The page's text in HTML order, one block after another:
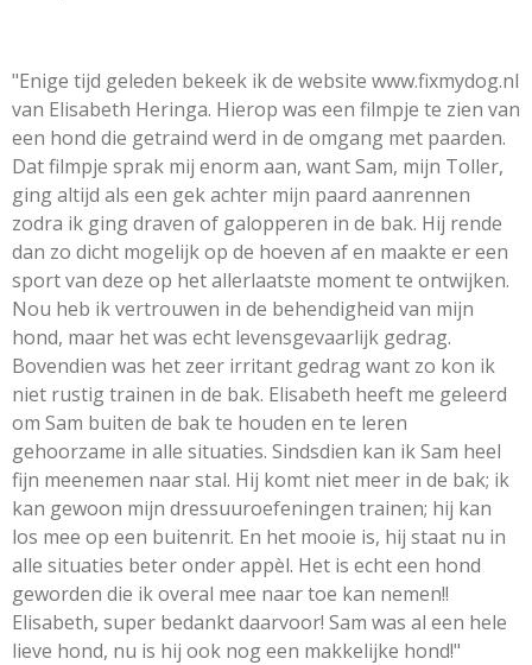
"Enige tijd geleden bekeek ik de website www.fixmydog.nl
van Elisabeth Heringa. Hierop was een filmpje te zien van
een hond die getraind werd in de omgang met paarden.
Dat filmpje sprak mij enorm aan, want Sam, mijn Toller,
ging altijd als een gek achter mijn paard aanrennen
zodra ik ging draven of galopperen in de bak. Hij rende
dan zo dicht mogelijk op de hoeven af en maakte er een
sport van deze op het allerlaatste moment te ontwijken.
Nou heb ik vertrouwen in de behendigheid van mijn
hond, maar het was echt levensgevaarlijk gedrag.
Bovendien was het zeer irritant gedrag want zo kon ik
niet rustig trainen in de bak. Elisabeth heeft me geleerd
om Sam buiten de bak te houden en te leren
gehoorzame in alle situaties. Sindsdien kan ik Sam heel
fijn meenemen naar stal. Hij komt niet meer in de bak; ik
kan gewoon mijn dressuuroefeningen trainen; hij kan
los mee op een buitenrit. En het mooie is, hij staat nu in
alle situaties beter onder appèl. Het is echt een hond
geworden die ik overal mee naar toe kan nemen!!
Elisabeth, super bedankt daarvoor! Sam was al een hele
lieve hond, nu is hij ook nog een makkelijke hond!"